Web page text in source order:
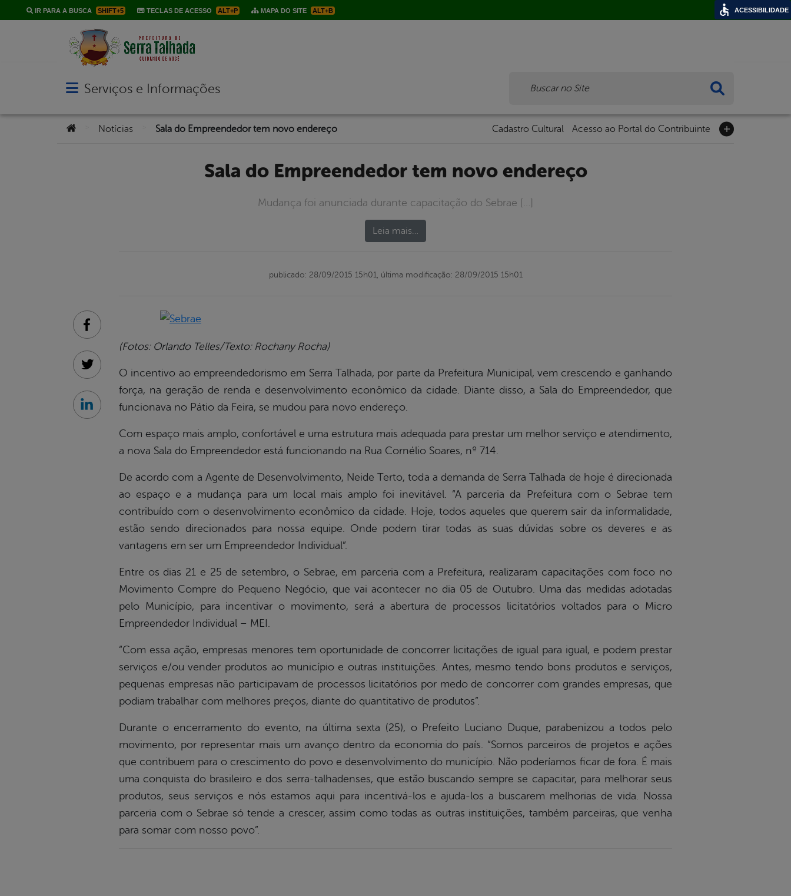
IR PARA A BUSCA SHIFT+5 TECLAS DE ACESSO ALT+P MAPA DO SITE ALT+B
Abrir menu principal de navegação
Serviços e Informações
Você está aqui:
Notícias Sala do Empreendedor tem novo endereço Cadastro Cultural Acesso ao Portal do Contribuinte
Sala do Empreendedor tem novo endereço
Mudança foi anunciada durante capacitação do Sebrae […]
Leia mais…
publicado: 28/09/2015 15h01, última modificação: 28/09/2015 15h01
(Fotos: Orlando Telles/Texto: Rochany Rocha)
O incentivo ao empreendedorismo em Serra Talhada, por parte da Prefeitura Municipal, vem crescendo e ganhando
força, na geração de renda e desenvolvimento econômico da cidade. Diante disso, a Sala do Empreendedor, que
funcionava no Pátio da Feira, se mudou para novo endereço.
Com espaço mais amplo, confortável e uma estrutura mais adequada para prestar um melhor serviço e atendimento,
a nova Sala do Empreendedor está funcionando na Rua Cornélio Soares, nº 714.
De acordo com a Agente de Desenvolvimento, Neide Terto, toda a demanda de Serra Talhada de hoje é direcionada
ao espaço e a mudança para um local mais amplo foi inevitável. “A parceria da Prefeitura com o Sebrae tem
contribuído com o desenvolvimento econômico da cidade. Hoje, todos aqueles que querem sair da informalidade,
estão sendo direcionados para nossa equipe. Onde podem tirar todas as suas dúvidas sobre os deveres e as
vantagens em ser um Empreendedor Individual”.
Entre os dias 21 e 25 de setembro, o Sebrae, em parceria com a Prefeitura, realizaram capacitações com foco no
Movimento Compre do Pequeno Negócio, que vai acontecer no dia 05 de Outubro. Uma das medidas adotadas
pelo Município, para incentivar o movimento, será a abertura de processos licitatórios voltados para o Micro
Empreendedor Individual – MEI.
“Com essa ação, empresas menores tem oportunidade de concorrer licitações de igual para igual, e podem prestar
serviços e/ou vender produtos ao município e outras instituições. Antes, mesmo tendo bons produtos e serviços,
pequenas empresas não participavam de processos licitatórios por medo de concorrer com grandes empresas, que
podiam trabalhar com melhores preços, diante do quantitativo de produtos”.
Durante o encerramento do evento, na última sexta (25), o Prefeito Luciano Duque, parabenizou a todos pelo
movimento, por representar mais um avanço dentro da economia do país. “Somos parceiros de projetos e ações
que contribuem para o crescimento do povo e desenvolvimento do município. Não poderíamos ficar de fora. É mais
uma conquista do brasileiro e dos serra-talhadenses, que estão buscando sempre se capacitar, para melhorar seus
produtos, seus serviços e nós estamos aqui para incentivá-los e ajuda-los a buscarem melhorias de vida. Nossa
parceria com o Sebrae só tende a crescer, assim como todas as outras instituições, também parceiras, que venha
para somar com nosso povo”.
Facebook
Twitter
Linkedin
ACESSIBILIDADE